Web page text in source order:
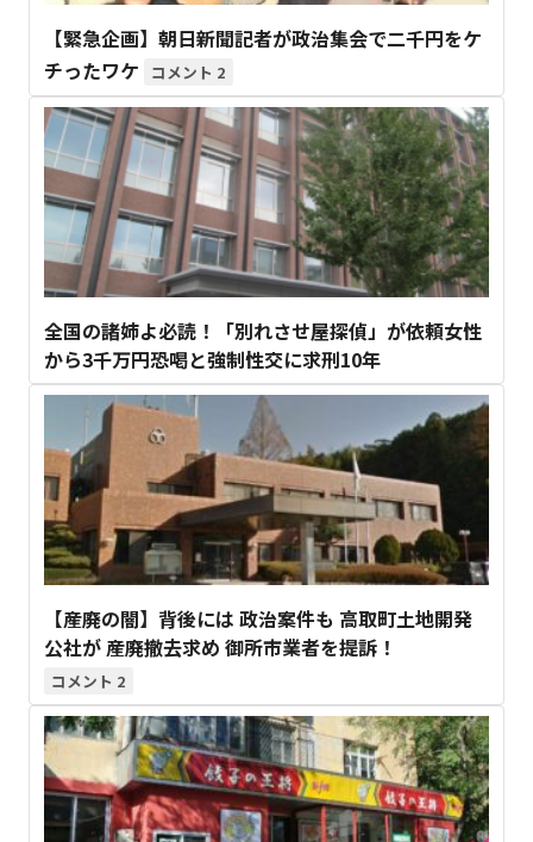
【緊急企画】朝日新聞記者が政治集会で二千円をケ
チったワケ
2
全国の諸姉よ必読！「別れさせ屋探偵」が依頼女性
から3千万円恐喝と強制性交に求刑10年
【産廃の闇】背後には 政治案件も 高取町土地開発
公社が 産廃撤去求め 御所市業者を提訴！
2